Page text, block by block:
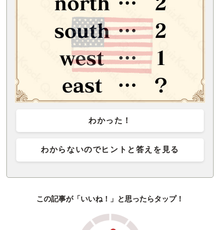
わかった！
わからないのでヒントと答えを見る
この記事が「いいね！」と思ったらタップ！